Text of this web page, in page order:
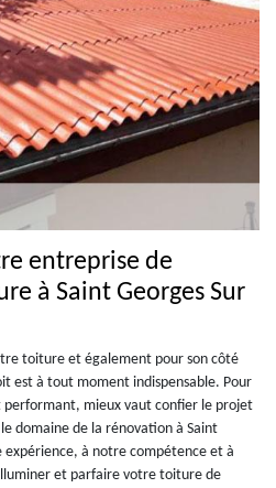
entreprise de
à Saint Georges Sur
toiture et également pour son côté
est à tout moment indispensable. Pour
mieux vaut confier le projet
domaine de la rénovation à Saint
expérience, à notre compétence et à
et parfaire votre toiture de